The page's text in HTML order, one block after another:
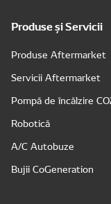
Produse și Servicii
Produse Aftermarket
Servicii Aftermarket
Pompă de încălzire
Robotică
A/C Autobuze
Bujii CoGeneration